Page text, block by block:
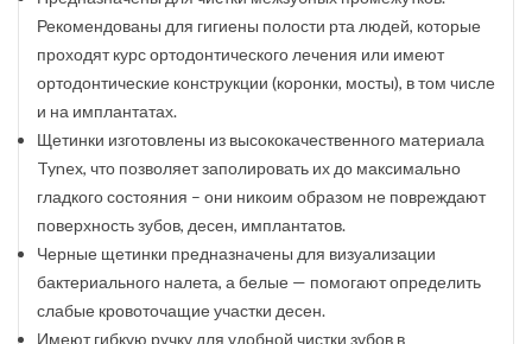
Рекомендованы для гигиены полости рта людей, которые
проходят курс ортодонтического лечения или имеют
ортодонтические конструкции (коронки, мосты), в том числе
и на имплантатах.
Щетинки изготовлены из высококачественного материала
Tynex, что позволяет заполировать их до максимально
гладкого состояния – они никоим образом не повреждают
поверхность зубов, десен, имплантатов.
Черные щетинки предназначены для визуализации
бактериального налета, а белые — помогают определить
слабые кровоточащие участки десен.
Имеют гибкую ручку для удобной чистки зубов в